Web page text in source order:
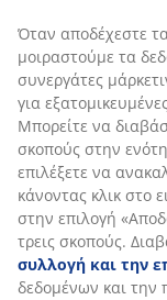
Αποστολή
Όταν αποδέχεστε
μοιραστούμε τα
συνεργάτες
για
Μπορείτε να
σκοπούς στην
επιλέξετε να
κάνοντας κλικ στο
στην επιλογή
τρεις σκοπούς.
συλλογή και την
δεδομένων και την